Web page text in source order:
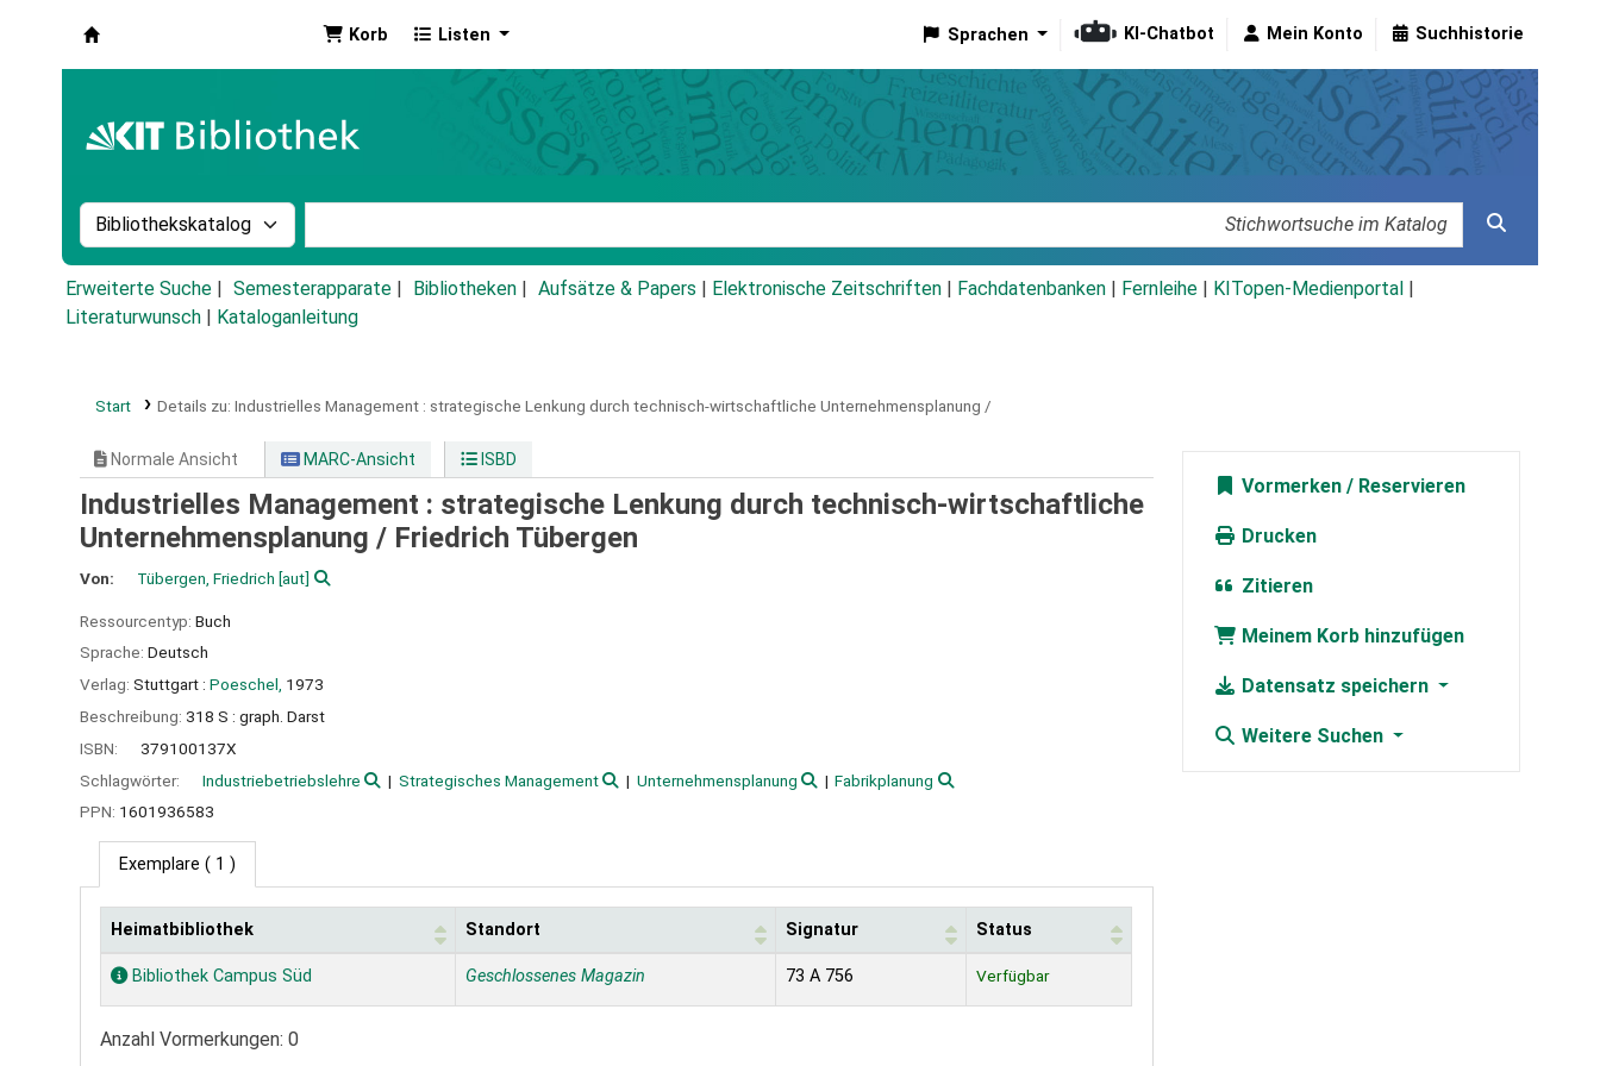
Korb Listen Sprachen KI-Chatbot Mein Konto Suchhistorie
Suche im Katalog nach:
Erweiterte Suche Semesterapparate Bibliotheken Aufsätze & Papers Elektronische Zeitschriften Fachdatenbanken Fernleihe KITopen-Medienportal
Literaturwunsch
Kataloganleitung
Start Details zu: Industrielles Management : strategische Lenkung durch technisch-wirtschaftliche Unternehmensplanung /
Normale Ansicht MARC-Ansicht ISBD
Industrielles Management : strategische Lenkung durch technisch-wirtschaftliche
Unternehmensplanung / Friedrich Tübergen
Von: Tübergen, Friedrich [aut]
Ressourcentyp: Buch
Sprache: Deutsch
Verlag: Stuttgart : Poeschel, 1973
Beschreibung: 318 S : graph. Darst
ISBN:
379100137X
Schlagwörter:
Industriebetriebslehre Strategisches Management Unternehmensplanung
Fabrikplanung
PPN: 1601936583
Exemplare ( 1 )
Exemplare
Heimatbibliothek Standort Signatur Status
Bibliothek Campus Süd Geschlossenes Magazin 73 A 756 Verfügbar
Anzahl Vormerkungen: 0
Vormerken
Drucken
Zitieren
Meinem Korb hinzufügen
Datensatz speichern
Weitere Suchen